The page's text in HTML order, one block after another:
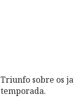
Triunfo sobre os
temporada.